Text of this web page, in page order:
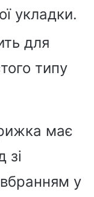
укладки.
для
типу
має
зі
у